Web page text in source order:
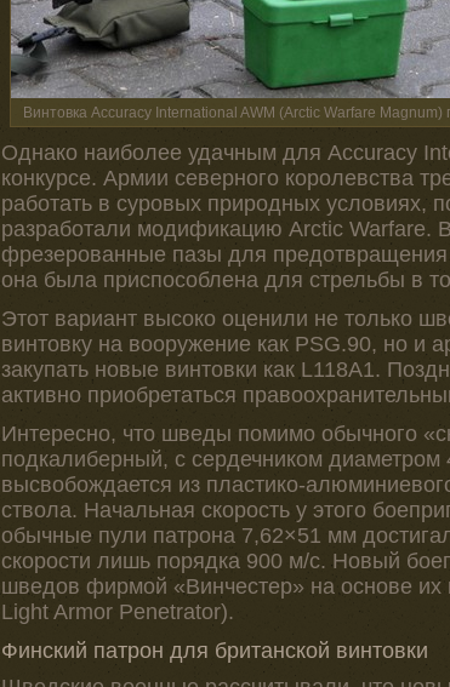
Винтовка Accuracy International AWM (Arctic Warfare
Однако наиболее удачным для Accuracy
конкурсе. Армии северного королевства
работать в суровых природных условиях,
разработали модификацию Arctic Warfare.
фрезерованные пазы для предотвращения
она была приспособлена для стрельбы в
Этот вариант высоко оценили не только
винтовку на вооружение как PSG.90, но и
закупать новые винтовки как L118A1.
активно приобретаться
Интересно, что шведы помимо обычного
подкалиберный, с сердечником
высвобождается из пластико-
ствола. Начальная скорость у этого
обычные пули патрона 7,62×51 мм
скорости лишь порядка 900 м/с. Новый
шведов фирмой «Винчестер» на основе их
Light Armor Penetrator).
Финский патрон для британской винтовки